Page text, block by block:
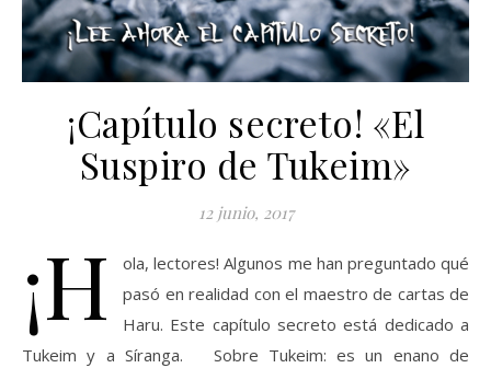
¡Capítulo secreto! «El
Suspiro de Tukeim»
12 junio, 2017
¡H
ola, lectores! Algunos me han preguntado qué
pasó en realidad con el maestro de cartas de
Haru. Este capítulo secreto está dedicado a
Tukeim y a Síranga. Sobre Tukeim: es un enano de